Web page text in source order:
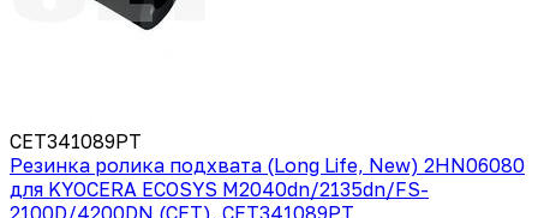
CET341089PT
Резинка ролика подхвата (Long Life, New) 2HN06080
для KYOCERA ECOSYS M2040dn/2135dn/FS-
2100D/4200DN (CET), CET341089PT